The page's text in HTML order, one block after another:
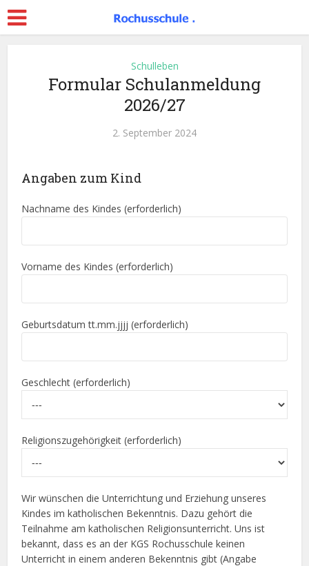
Schulleben
Formular Schulanmeldung
2026/27
2. September 2024
Angaben zum Kind
Nachname des Kindes (erforderlich)
Vorname des Kindes (erforderlich)
Geburtsdatum tt.mm.jjjj (erforderlich)
Geschlecht (erforderlich)
Religionszugehörigkeit (erforderlich)
Wir wünschen die Unterrichtung und Erziehung unseres
Kindes im katholischen Bekenntnis. Dazu gehört die
Teilnahme am katholischen Religionsunterricht. Uns ist
bekannt, dass es an der KGS Rochusschule keinen
Unterricht in einem anderen Bekenntnis gibt (Angabe